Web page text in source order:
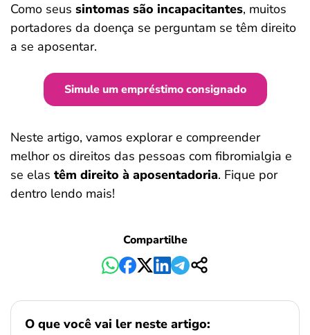
Como seus sintomas são incapacitantes, muitos
portadores da doença se perguntam se têm direito
a se aposentar.
Simule um empréstimo consignado
Neste artigo, vamos explorar e compreender
melhor os direitos das pessoas com fibromialgia e
se elas têm direito à aposentadoria. Fique por
dentro lendo mais!
Compartilhe
O que você vai ler neste artigo: